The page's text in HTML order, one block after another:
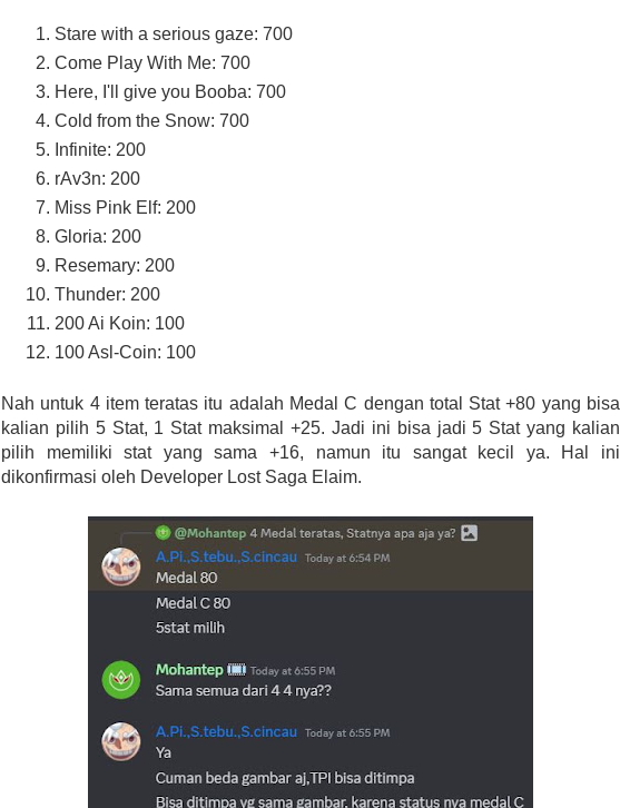
Stare with a serious gaze: 700
Come Play With Me: 700
Here, I'll give you Booba: 700
Cold from the Snow: 700
Infinite: 200
rAv3n: 200
Miss Pink Elf: 200
Gloria: 200
Resemary: 200
Thunder: 200
200 Ai Koin: 100
100 Asl-Coin: 100
Nah untuk 4 item teratas itu adalah Medal C dengan total Stat +80 yang bisa
kalian pilih 5 Stat, 1 Stat maksimal +25. Jadi ini bisa jadi 5 Stat yang kalian
pilih memiliki stat yang sama +16, namun itu sangat kecil ya. Hal ini
dikonfirmasi oleh Developer Lost Saga Elaim.